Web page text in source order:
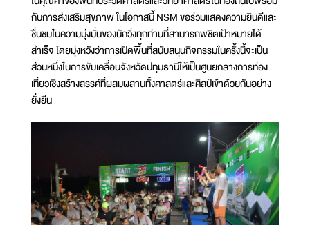
กับการส่งเสริมสุขภาพ ในโอกาสนี้ NSM ขอร่วมแสดงความยินดีและ
ชื่นชมในความมุ่งมั่นของนักวิ่งทุกท่านที่สามารถพิชิตเป้าหมายได้
สำเร็จ โดยมุ่งหวังว่าการเปิดพื้นที่สนับสนุนกิจกรรมในครั้งนี้จะเป็น
ส่วนหนึ่งในการขับเคลื่อนจังหวัดปทุมธานีให้เป็นศูนยกลางการท่อง
เที่ยวเชิงสร้างสรรค์ที่ผสมผสานทั้งศาสตร์และศิลป์เข้าด้วยกันอย่าง
ยั่งยืน